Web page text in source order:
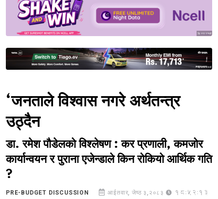
Sponsored
Sponsored
‘जनताले विश्वास नगरे अर्थतन्त्र
उठ्दैन
डा. रमेश पौडेलको विश्लेषण : कर प्रणाली, कमजोर
कार्यान्वयन र पुराना एजेन्डाले किन रोकियो आर्थिक गति
?
PRE-BUDGET DISCUSSION आईतवार, जेष्ठ ३,२०८३ 18:52:13